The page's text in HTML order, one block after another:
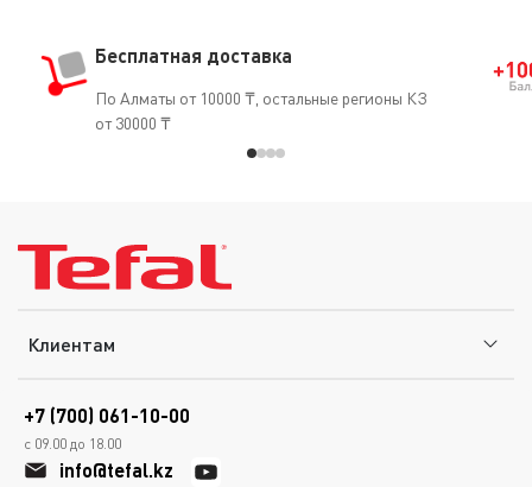
Бесплатная доставка
По Алматы от 10000 ₸, остальные регионы КЗ
от 30000 ₸
Клиентам
+7 (700) 061-10-00
с 09.00 до 18.00
info@tefal.kz